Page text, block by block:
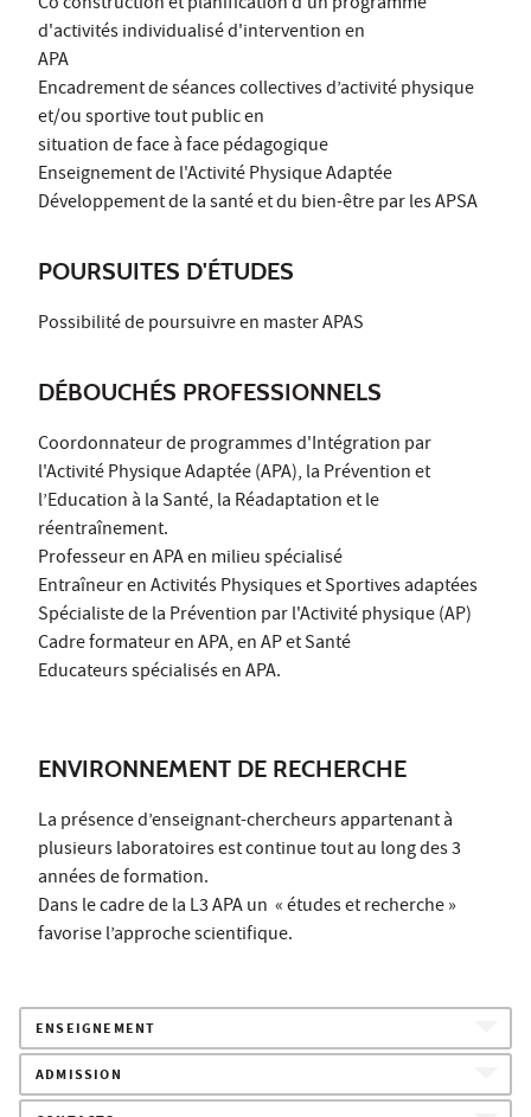
d'activités individualisé d'intervention en
APA
Encadrement de séances collectives d’activité physique
et/ou sportive tout public en
situation de face à face pédagogique
Enseignement de l'Activité Physique Adaptée
Développement de la santé et du bien-être par les APSA
POURSUITES D'ÉTUDES
Possibilité de poursuivre en master APAS
DÉBOUCHÉS PROFESSIONNELS
Coordonnateur de programmes d'Intégration par
l'Activité Physique Adaptée (APA), la Prévention et
l’Education à la Santé, la Réadaptation et le
réentraînement.
Professeur en APA en milieu spécialisé
Entraîneur en Activités Physiques et Sportives adaptées
Spécialiste de la Prévention par l'Activité physique (AP)
Cadre formateur en APA, en AP et Santé
Educateurs spécialisés en APA.
ENVIRONNEMENT DE RECHERCHE
La présence d’enseignant-chercheurs appartenant à
plusieurs laboratoires est continue tout au long des 3
années de formation.
Dans le cadre de la L3 APA un « études et recherche »
favorise l’approche scientifique.
ENSEIGNEMENT
ADMISSION